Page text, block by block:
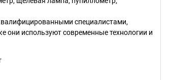
специалистами,
они используют современные технологии и